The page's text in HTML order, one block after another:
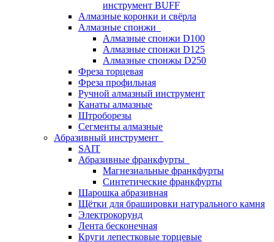
инструмент BUFF
Алмазные коронки и свёрла
Алмазные спонжи
Алмазные спонжи D100
Алмазные спонжи D125
Алмазные спонжы D250
Фреза торцевая
Фреза профильная
Ручной алмазный инструмент
Канаты алмазные
Штроборезы
Сегменты алмазные
Абразивный инструмент
SAIT
Абразивные франкфурты
Магнезиальные франкфурты
Синтетические франкфурты
Шарошка абразивная
Щётки для брашировки натурального камня
Электрокорунд
Лента бесконечная
Круги лепестковые торцевые